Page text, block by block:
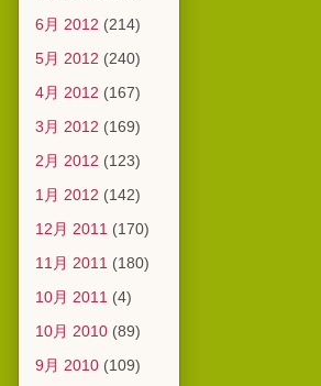
6月 2012 (214)
5月 2012 (240)
4月 2012 (167)
3月 2012 (169)
2月 2012 (123)
1月 2012 (142)
12月 2011 (170)
11月 2011 (180)
10月 2011 (4)
10月 2010 (89)
9月 2010 (109)